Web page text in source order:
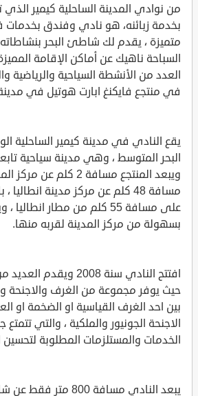
بخدمة زبائنه، هو نادي وفندق بخدمات
متميزة ، يقدم لك شاطئ البحر
السباحة ناهيك عن أماكن الإقامة
العدد من الأنشطة السياحية والرياضية
في منتجع فايكنغ ابارت هوتيل في مدينة
يقع النادي في مدينة كيمير الساحلية
البحر المتوسط ، وهي مدينة سياحية تابعو
ويبعد المنتجع مسافة 2 كلم
مسافة 48 كلم عن مركز مدينة
على مسافة 55 كلم من مطار
بسهولة من مركز المدينة لقربه منها.
افتتح النادي سنة 2008
حيث يوفر مجموعة من الغرف والاجنحة
بين احد الغرف القياسية او الضخمة او
الاجنحة الجونيور والملكية ، والتي
الخدمات والمستلزمات المطلوبة
يبعد النادي مسافة 800